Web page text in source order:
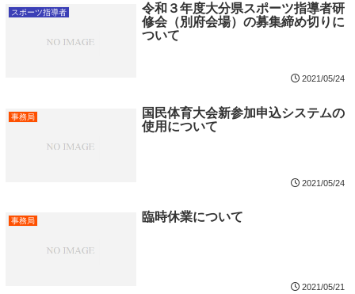
スポーツ指導者
令和３年度大分県スポーツ指導者研
修会（別府会場）の募集締め切りに
ついて
2021/05/24
事務局
国民体育大会新参加申込システムの
使用について
2021/05/24
事務局 臨時休業について
2021/05/21